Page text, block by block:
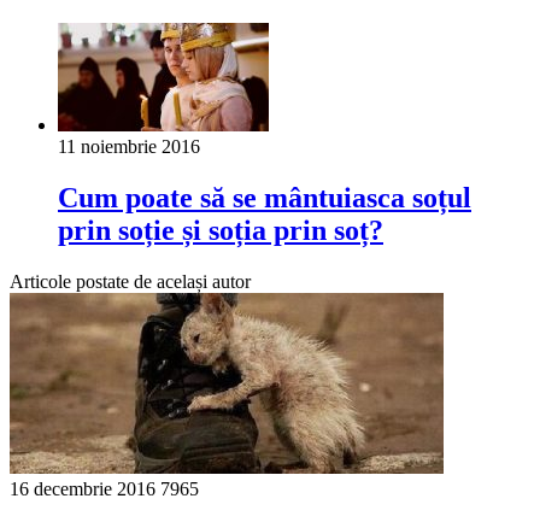
11 noiembrie 2016
Cum poate să se mântuiasca soțul
prin soție și soția prin soț?
Articole postate de același autor
16 decembrie 2016 7965